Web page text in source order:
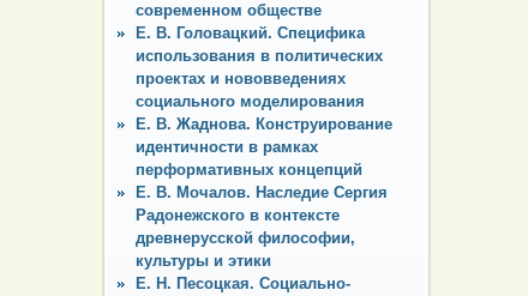
современном обществе
Е. В. Головацкий. Специфика
использования в политических
проектах и нововведениях
социального моделирования
Е. В. Жаднова. Конструирование
идентичности в рамках
перформативных концепций
Е. В. Мочалов. Наследие Сергия
Радонежского в контексте
древнерусской философии,
культуры и этики
Е. Н. Песоцкая. Социально-